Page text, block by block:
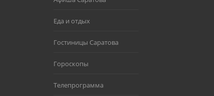
Еда и отдых
Гостиницы Саратова
Гороскопы
Телепрограмма